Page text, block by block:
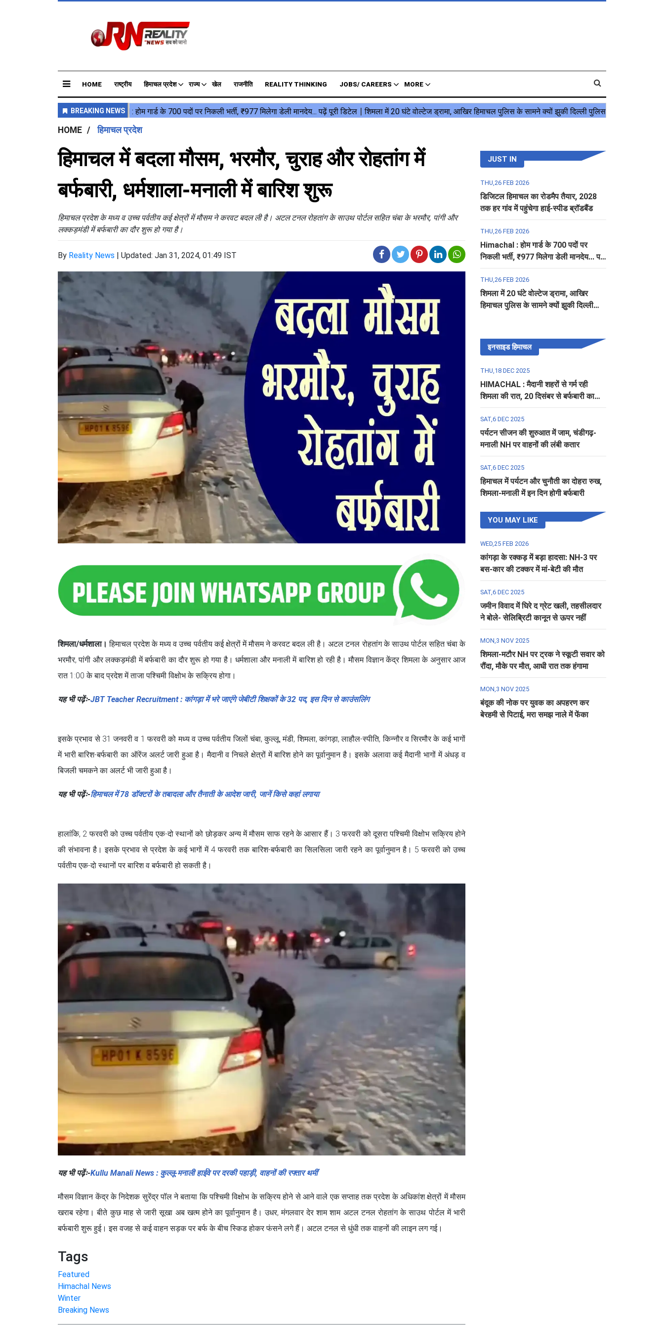
HOME राष्ट्रीय हिमाचल प्रदेश राज्य खेल राजनीति REALITY THINKING JOBS/ CAREERS MORE
HOME हिमाचल प्रदेश
हिमाचल में बदला मौसम, भरमौर, चुराह और रोहतांग में
बर्फबारी, धर्मशाला-मनाली में बारिश शुरू
हिमाचल प्रदेश के मध्य व उच्च पर्वतीय कई क्षेत्रों में मौसम ने करवट बदल ली है। अटल टनल रोहतांग के साउथ पोर्टल सहित चंबा के भरमौर, पांगी और
लक्कड़मंडी में बर्फबारी का दौर शुरू हो गया है।
By Reality News | Updated: Jan 31, 2024, 01:49 IST
शिमला/धर्मशाला। हिमाचल प्रदेश के मध्य व उच्च पर्वतीय कई क्षेत्रों में मौसम ने करवट बदल ली है। अटल टनल रोहतांग के साउथ पोर्टल सहित चंबा के
भरमौर, पांगी और लक्कड़मंडी में बर्फबारी का दौर शुरू हो गया है। धर्मशाला और मनाली में बारिश हो रही है। मौसम विज्ञान केंद्र शिमला के अनुसार आज
रात 1:00 के बाद प्रदेश में ताजा पश्चिमी विक्षोभ के सक्रिय होगा।
यह भी पढ़ेंः-JBT Teacher Recruitment : कांगड़ा में भरे जाएंगे जेबीटी शिक्षकों के 32 पद, इस दिन से काउंसलिंग
इसके प्रभाव से 31 जनवरी व 1 फरवरी को मध्य व उच्च पर्वतीय जिलों चंबा, कुल्लू, मंडी, शिमला, कांगड़ा, लाहौल-स्पीति, किन्नौर व सिरमौर के कई भागों
में भारी बारिश-बर्फबारी का ऑरेंज अलर्ट जारी हुआ है। मैदानी व निचले क्षेत्रों में बारिश होने का पूर्वानुमान है। इसके अलावा कई मैदानी भागों में अंधड़ व
बिजली चमकने का अलर्ट भी जारी हुआ है।
यह भी पढ़ेंः-हिमाचल में 78 डॉक्टरों के तबादला और तैनाती के आदेश जारी, जानें किसे कहां लगाया
हालांकि, 2 फरवरी को उच्च पर्वतीय एक-दो स्थानों को छोड़कर अन्य में मौसम साफ रहने के आसार हैं। 3 फरवरी को दूसरा पश्चिमी विक्षोभ सक्रिय होने
की संभावना है। इसके प्रभाव से प्रदेश के कई भागों में 4 फरवरी तक बारिश-बर्फबारी का सिलसिला जारी रहने का पूर्वानुमान है। 5 फरवरी को उच्च
पर्वतीय एक-दो स्थानों पर बारिश व बर्फबारी हो सकती है।
यह भी पढ़ेंः-Kullu Manali News : कुल्लू-मनाली हाईवे पर दरकी पहाड़ी, वाहनों की रफ्तार थमीं
मौसम विज्ञान केंद्र के निदेशक सुरेंद्र पॉल ने बताया कि पश्चिमी विक्षोभ के सक्रिय होने से आने वाले एक सप्ताह तक प्रदेश के अधिकांश क्षेत्रों में मौसम
खराब रहेगा। बीते कुछ माह से जारी सूखा अब खत्म होने का पूर्वानुमान है। उधर, मंगलवार देर शाम शाम अटल टनल रोहतांग के साउथ पोर्टल में भारी
बर्फबारी शुरू हुई। इस वजह से कई वाहन सड़क पर बर्फ के बीच स्किड होकर फंसने लगे हैं। अटल टनल से धुंधी तक वाहनों की लाइन लग गई।
Tags
Featured
Himachal News
Winter
Breaking News
JUST IN
THU,26 FEB 2026
डिजिटल हिमाचल का रोडमैप तैयार, 2028
तक हर गांव में पहुंचेगा हाई-स्पीड ब्रॉडबैंड
THU,26 FEB 2026
Himachal : होम गार्ड के 700 पदों पर
निकली भर्ती, ₹977 मिलेगा डेली मानदेय... पढ़ें
पूरी डिटेल
THU,26 FEB 2026
शिमला में 20 घंटे वोल्टेज ड्रामा, आखिर
हिमाचल पुलिस के सामने क्यों झुकी दिल्ली
इनसाइड हिमाचल
THU,18 DEC 2025
HIMACHAL : मैदानी शहरों से गर्म रही
शिमला की रात, 20 दिसंबर से बर्फबारी का
अलर्ट
SAT,6 DEC 2025
पर्यटन सीजन की शुरुआत में जाम, चंडीगढ़-
मनाली NH पर वाहनों की लंबी कतार
SAT,6 DEC 2025
हिमाचल में पर्यटन और चुनौती का दोहरा रुख,
शिमला-मनाली में इन दिन होगी बर्फबारी
YOU MAY LIKE
WED,25 FEB 2026
कांगड़ा के रक्कड़ में बड़ा हादसा: NH-3 पर
बस-कार की टक्कर में मां-बेटी की मौत
SAT,6 DEC 2025
जमीन विवाद में घिरे द ग्रेट खली, तहसीलदार
ने बोले- सेलिब्रिटी कानून से ऊपर नहीं
MON,3 NOV 2025
शिमला-मटौर NH पर ट्रक ने स्कूटी सवार को
रौंदा, मौके पर मौत, आधी रात तक हंगामा
MON,3 NOV 2025
बंदूक की नोक पर युवक का अपहरण कर
बेरहमी से पिटाई, मरा समझ नाले में फेंका